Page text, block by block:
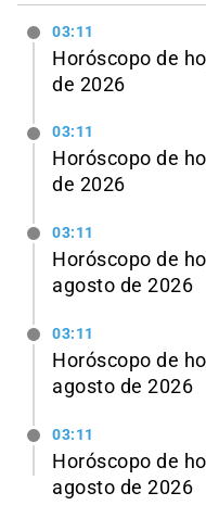
03:11
Horóscopo de
de 2026
03:11
Horóscopo de
de 2026
03:11
Horóscopo de
agosto de 2026
03:11
Horóscopo de
agosto de 2026
03:11
Horóscopo de
agosto de 2026